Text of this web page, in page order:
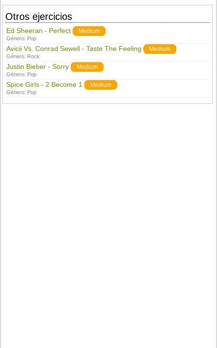
Otros ejercicios
Ed Sheeran - Perfect Medium
Género: Pop
Avicii Vs. Conrad Sewell - Taste The Feeling Medium
Género: Rock
Justin Bieber - Sorry Medium
Género: Pop
Spice Girls - 2 Become 1 Medium
Género: Pop